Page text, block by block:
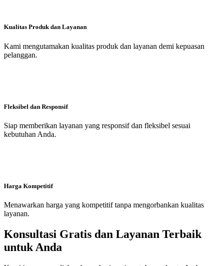
Kualitas Produk dan Layanan
Kami mengutamakan kualitas produk dan layanan demi kepuasan
pelanggan.
Fleksibel dan Responsif
Siap memberikan layanan yang responsif dan fleksibel sesuai
kebutuhan Anda.
Harga Kompetitif
Menawarkan harga yang kompetitif tanpa mengorbankan kualitas
layanan.
Konsultasi Gratis dan Layanan Terbaik
untuk Anda